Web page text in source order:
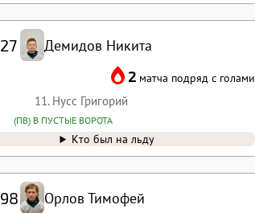
98 Орлов Тимофей
27 Демидов Никита
2 матча подряд с голами
11. Нусс Григорий
(ПВ) В ПУСТЫЕ ВОРОТА
Кто был на льду